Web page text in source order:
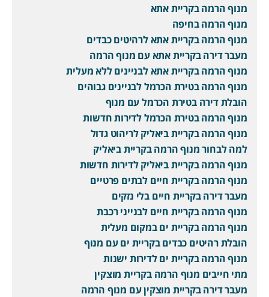
מנוף הרמה בקריית אתא
מנוף הרמה בחיפה
מנוף הרמה בקריית אתא לרהיטים כבדים
מעבר דירה בקריית אתא עם מנוף הרמה
מנוף הרמה בקריית אתא לבניינים ללא מעלית
מנוף הרמה בטירת הכרמל לבניינים גבוהים
הובלת דירה בטירת הכרמל עם מנוף
מנוף הרמה בטירת הכרמל לדירות חדשות
מנוף הרמה בקריית ביאליק לריהוט גדול
למה לבחור מנוף הרמה בקריית ביאליק
מנוף הרמה בקריית ביאליק לדירות חדשות
מנוף הרמה בקריית חיים לבתים פרטיים
מעבר דירה בקריית חיים בלי נזקים
מנוף הרמה בקריית חיים לבנייני רכבת
מנוף הרמה בקריית ים במקום מעלית
הובלת רהיטים כבדים בקריית ים עם מנוף
מנוף הרמה בקריית ים לדירות ישנות
מתי חייבים מנוף הרמה בקריית מוצקין
מעבר דירה בקריית מוצקין עם מנוף הרמה